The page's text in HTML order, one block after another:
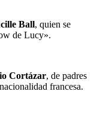
Ball, quien se
de Lucy».
Cortázar, de padres
francesa.